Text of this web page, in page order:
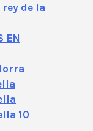
de la
EN
10